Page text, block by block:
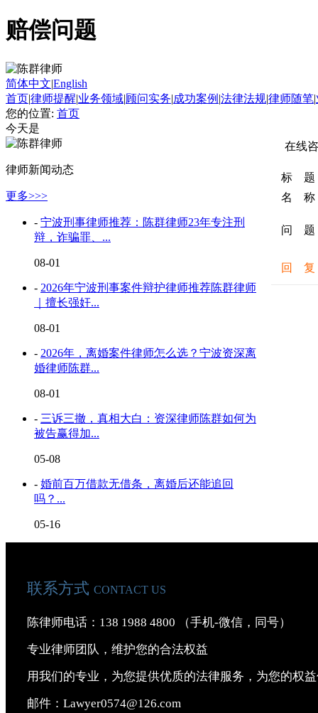
赔偿问题
简体中文|English
首页|律师提醒|业务领域|顾问实务|成功案例 |法律法规|律师随笔|
您的位置: 首页
今天是
律师新闻动态
更多>>>
- 宁波刑事律师推荐：陈群律师23年专注刑
辩，诈骗罪、...
08-01
- 2026年宁波刑事案件辩护律师推荐陈群律师
｜擅长强奸...
08-01
- 2026年，离婚案件律师怎么选？宁波资深离
婚律师陈群...
08-01
- 三诉三撤，真相大白：资深律师陈群如何为
被告赢得加...
05-08
- 婚前百万借款无借条，离婚后还能追回
吗？...
05-16
在线
标 题
名 称
问 题
回 复
联系方式 CONTACT US
陈律师电话：138 1988 4800 （手机-微信，同号）
专业律师团队，维护您的合法权益
用我们的专业，为您提供优质的法律服务，为您的权
邮件：Lawyer0574@126.com